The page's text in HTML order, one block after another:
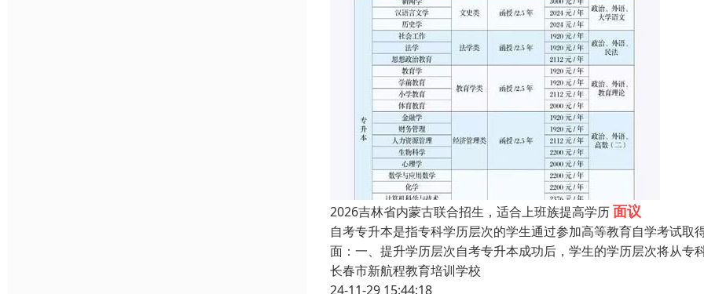
2026吉林省内蒙古联合招生，适合上班族提高学历面议
自考专升本是指专科学历层次的学生通过参加高等教育自学考试
面：一、提升学历层次自考专升本成功后，学生的学历层次将从
长春市新航程教育培训学校
24-11-29 15:44:18